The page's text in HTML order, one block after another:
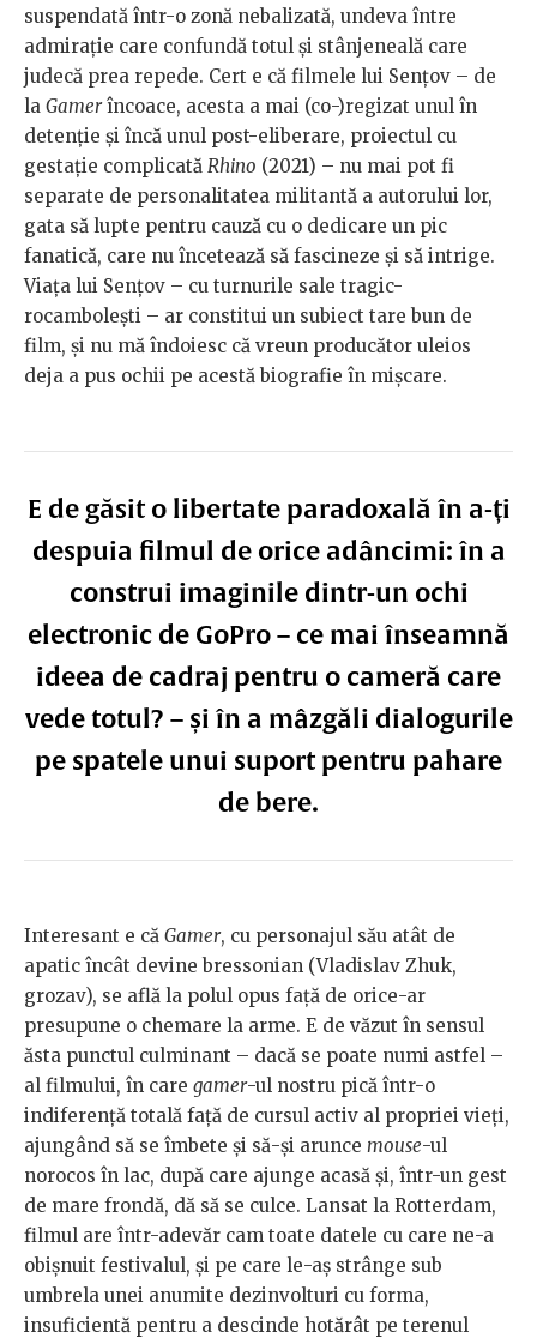
suspendată într-o zonă nebalizată, undeva între
admirație care confundă totul și stânjeneală care
judecă prea repede. Cert e că filmele lui Sențov – de
la Gamerîncoace, acesta a mai (co-)regizat unul în
detenție și încă unul post-eliberare, proiectul cu
gestație complicată Rhino (2021) – nu mai pot fi
separate de personalitatea militantă a autorului lor,
gata să lupte pentru cauză cu o dedicare un pic
fanatică, care nu încetează să fascineze și să intrige.
Viața lui Sențov – cu turnurile sale tragic-
rocambolești – ar constitui un subiect tare bun de
film, și nu mă îndoiesc că vreun producător uleios
deja a pus ochii pe acestă biografie în mișcare.
E de găsit o libertate paradoxală în a-ți
despuia filmul de orice adâncimi: în a
construi imaginile dintr-un ochi
electronic de GoPro – ce mai înseamnă
ideea de cadraj pentru o cameră care
vede totul? – și în a mâzgăli dialogurile
pe spatele unui suport pentru pahare
de bere.
Interesant e că Gamer, cu personajul său atât de
apatic încât devine bressonian (Vladislav Zhuk,
grozav), se află la polul opus față de orice-ar
presupune o chemare la arme. E de văzut în sensul
ăsta punctul culminant – dacă se poate numi astfel –
al filmului, în care gamer-ul nostru pică într-o
indiferență totală față de cursul activ al propriei vieți,
ajungând să se îmbete și să-și arunce mouse-ul
norocos în lac, după care ajunge acasă și, într-un gest
de mare frondă, dă să se culce. Lansat la Rotterdam,
filmul are într-adevăr cam toate datele cu care ne-a
obișnuit festivalul, și pe care le-aș strânge sub
umbrela unei anumite dezinvolturi cu forma,
insuficientă pentru a descinde hotărât pe terenul